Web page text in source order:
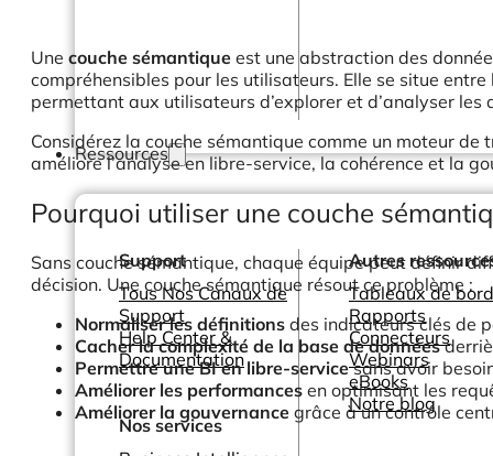
Ressources
Support
Tous Nos Canaux de
Support
Help Center &
Documentation
Nos services
Autres
Tableaux de
Rapports
Connecteurs
Webinars
eBooks
Notre blog
Une couche sémantique est une abstraction des
compréhensibles pour les utilisateurs. Elle se situe
permettant aux utilisateurs d’explorer et d’analyser
Considérez la couche sémantique comme un moteur
améliore l’analyse en libre-service, la cohérence et la
Pourquoi utiliser une couche
Sans couche sémantique, chaque équipe peut définir
décision. Une couche sémantique résout ce problème :
Normaliser les définitions des indicateurs clés de
Cacher la complexité de la base de données
Permettre une BI en libre-servicesans avoir
Améliorer les performances en optimisant les
Améliorer la gouvernance grâce à un contrôle